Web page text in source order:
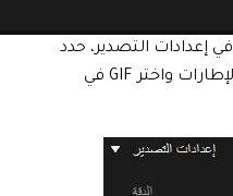
في إعدادات التصدير، حدد
الدقة المستهدفة ومعدل الإطارات واختر GIF في